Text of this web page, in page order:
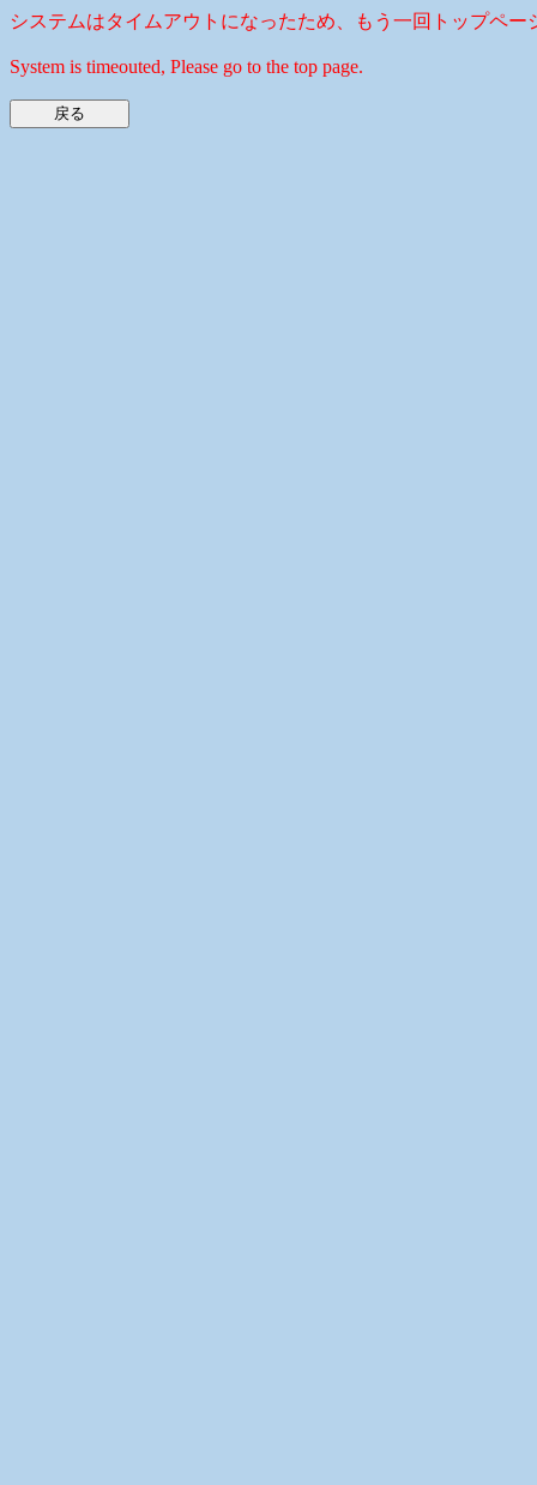
システムはタイムアウトになったため、もう一回トップペー
System is timeouted, Please go to the top page.